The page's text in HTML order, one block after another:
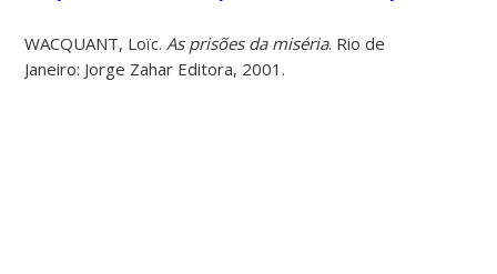
WACQUANT, Loïc.As prisões da miséria. Rio de
Janeiro: Jorge Zahar Editora, 2001.